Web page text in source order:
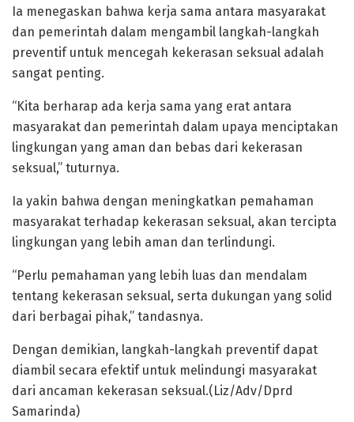
Ia menegaskan bahwa kerja sama antara masyarakat
dan pemerintah dalam mengambil langkah-langkah
preventif untuk mencegah kekerasan seksual adalah
sangat penting.
“Kita berharap ada kerja sama yang erat antara
masyarakat dan pemerintah dalam upaya menciptakan
lingkungan yang aman dan bebas dari kekerasan
seksual,” tuturnya.
Ia yakin bahwa dengan meningkatkan pemahaman
masyarakat terhadap kekerasan seksual, akan tercipta
lingkungan yang lebih aman dan terlindungi.
“Perlu pemahaman yang lebih luas dan mendalam
tentang kekerasan seksual, serta dukungan yang solid
dari berbagai pihak,” tandasnya.
Dengan demikian, langkah-langkah preventif dapat
diambil secara efektif untuk melindungi masyarakat
dari ancaman kekerasan seksual.(Liz/Adv/Dprd
Samarinda)